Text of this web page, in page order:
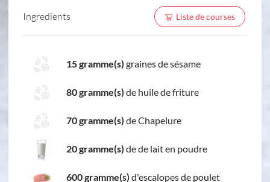
Ingredients Liste de courses
15 gramme(s) graines de sésame
80 gramme(s) de huile de friture
70 gramme(s) de Chapelure
20 gramme(s) de de lait en poudre
600 gramme(s) d'escalopes de poulet